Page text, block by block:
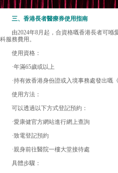
三、香港長者醫療券使用指南
由2024年8月起，合資格嘅香港長者可喺
科服務費用。
使用資格：
·年滿65歲或以上
·持有效香港身份證或入境事務處發出嘅《
使用方法：
可以透過以下方式登記預約：
·愛康健官方網站進行網上查詢
·致電登記預約
·親身前往醫院一樓大堂接待處
具體步驟：